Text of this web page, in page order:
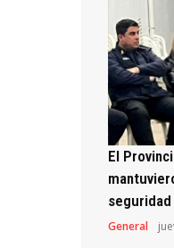
El
seguridad
General